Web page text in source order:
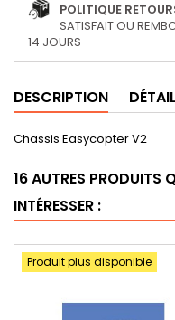
POLITIQUE
SATISFAIT OU
14 JOURS
DESCRIPTION
Chassis Easycopter V2
16 AUTRES PRODUITS
INTÉRESSER :
Produit plus disponible